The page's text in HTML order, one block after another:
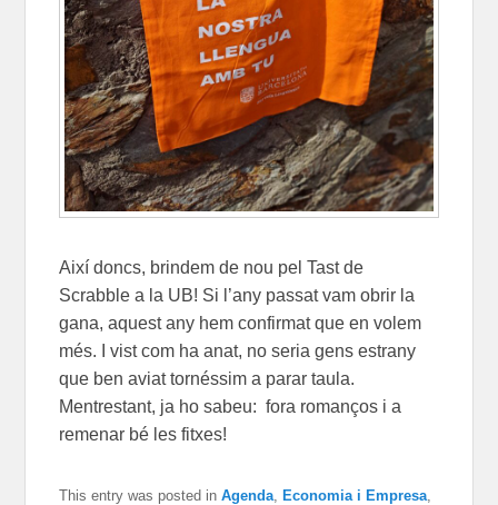
Així doncs, brindem de nou pel Tast de
Scrabble a la UB! Si l’any passat vam obrir la
gana, aquest any hem confirmat que en volem
més. I vist com ha anat, no seria gens estrany
que ben aviat tornéssim a parar taula.
Mentrestant, ja ho sabeu: fora romanços i a
remenar bé les fitxes!
This entry was posted inAgenda, Economia i Empresa,